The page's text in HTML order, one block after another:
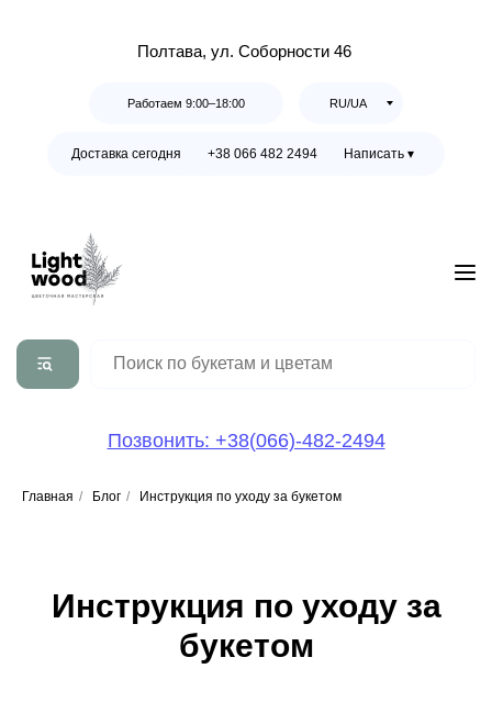
Полтава, ул. Соборности 46
RU/UA
Работаем 9:00–18:00
Доставка сегодня +38 066 482 2494 Написать ▾
Позвонить: +38(066)-482-2494
Главная / Блог / Инструкция по уходу за букетом
Инструкция по уходу за
букетом